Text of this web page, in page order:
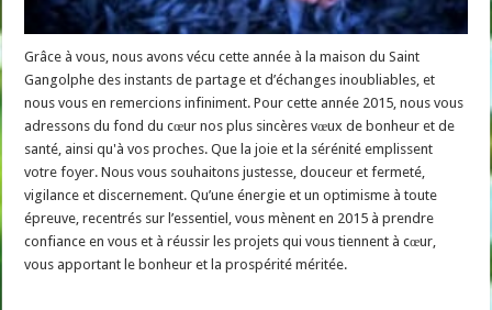
Grâce à vous, nous avons vécu cette année à la maison du Saint
Gangolphe des instants de partage et d’échanges inoubliables, et
nous vous en remercions infiniment. Pour cette année 2015, nous vous
adressons du fond du cœur nos plus sincères vœux de bonheur et de
santé, ainsi qu'à vos proches. Que la joie et la sérénité emplissent
votre foyer. Nous vous souhaitons justesse, douceur et fermeté,
vigilance et discernement. Qu’une énergie et un optimisme à toute
épreuve, recentrés sur l’essentiel, vous mènent en 2015 à prendre
confiance en vous et à réussir les projets qui vous tiennent à cœur,
vous apportant le bonheur et la prospérité méritée.